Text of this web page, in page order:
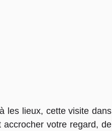
les lieux, cette visite dans
votre regard, de